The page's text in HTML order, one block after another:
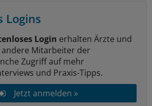
Logins
Login erhalten Ärzte und
Mitarbeiter der
Zugriff auf mehr
und Praxis-Tipps.
Jetzt anmelden »